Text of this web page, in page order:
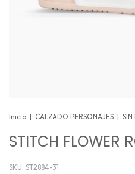
Inicio | CALZADO PERSONAJES | SIN
STITCH FLOWER
SKU: ST2884-31